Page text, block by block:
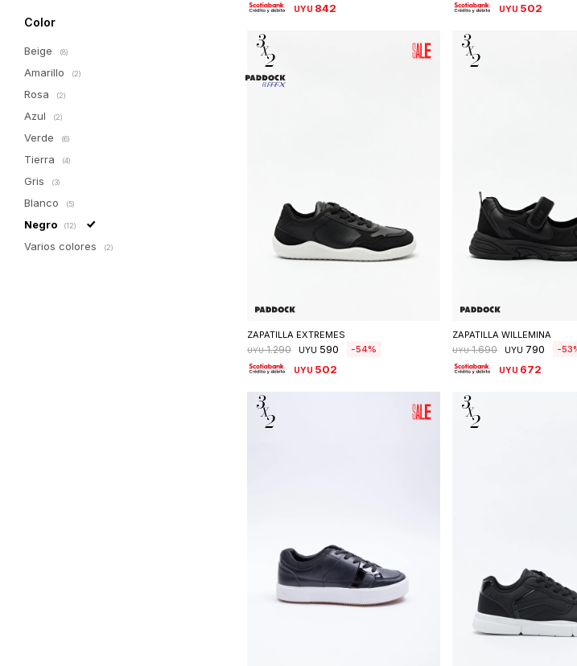
UYU 842 UYU 502
ZAPATILLA EXTREMES
UYU 1.290 UYU 590 54
UYU 502
ZAPATILLA WILLEMINA
UYU 1.690 UYU 790 53
UYU 672
Color
Beige (8)
Amarillo (2)
Rosa (2)
Azul (2)
Verde (6)
Tierra (4)
Gris (3)
Blanco (5)
Negro (12)
Varios colores (2)